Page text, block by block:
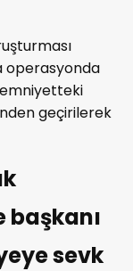
operasyonda
emniyetteki
geçirilerek
başkanı
sevk